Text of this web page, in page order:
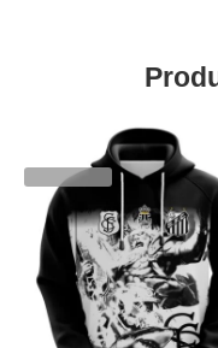
VENDIDOS